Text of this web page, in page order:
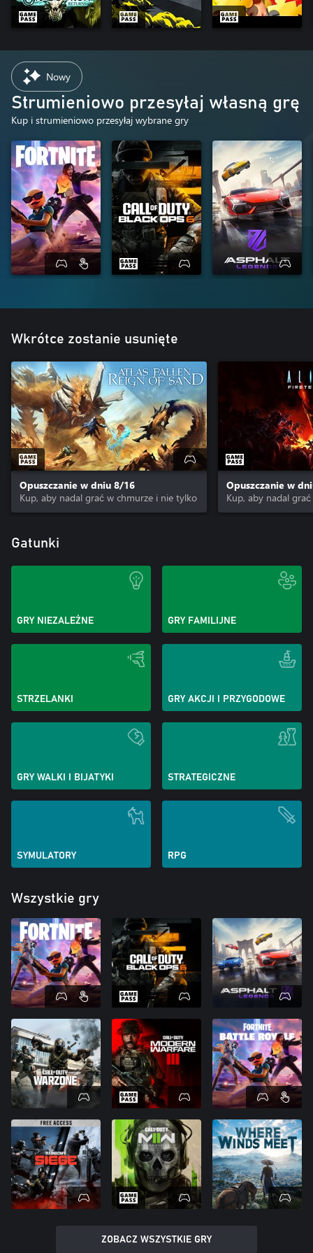
Nowy
Strumieniowo przesyłaj własną grę
Kup i strumieniowo przesyłaj wybrane gry
Wkrótce zostanie usunięte
Opuszczanie w dniu 8/16
Kup, aby nadal grać w chmurze i nie tylko
Opuszczanie w
Kup, aby nadal
Gatunki
GRY NIEZALEŻNE GRY FAMILIJNE
STRZELANKI GRY AKCJI I PRZYGODOWE
GRY WALKI I BIJATYKI STRATEGICZNE
SYMULATORY RPG
Wszystkie gry
ZOBACZ WSZYSTKIE GRY